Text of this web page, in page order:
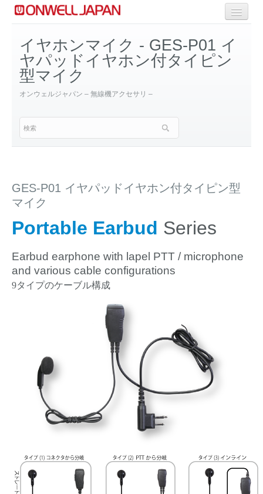
Selective Range
イヤホンマイク - GES-P01 イ
ヤパッドイヤホン付タイピン
型マイク
オンウェルジャパン – 無線機アクセサリ –
GES-P01 イヤパッドイヤホン付タイピン型
マイク
Portable Earbud Series
Earbud earphone with lapel PTT / microphone
and various cable configurations
9タイプのケーブル構成